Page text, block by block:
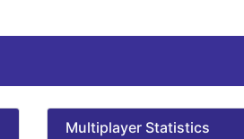
Multiplayer Statistics